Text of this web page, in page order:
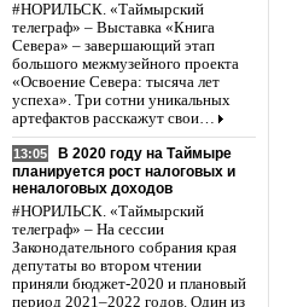
#НОРИЛЬСК. «Таймырский
телеграф» – Выставка «Книга
Севера» – завершающий этап
большого межмузейного проекта
«Освоение Севера: тысяча лет
успеха». Три сотни уникальных
артефактов расскажут свои…
13:05
В 2020 году на Таймыре
планируется рост налоговых и
неналоговых доходов
#НОРИЛЬСК. «Таймырский
телеграф» – На сессии
Законодательного собрания края
депутаты во втором чтении
приняли бюджет-2020 и плановый
период 2021–2022 годов. Один из